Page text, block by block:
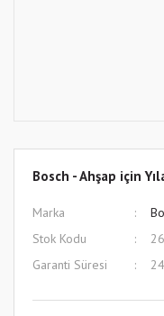
Bosch - Ahşap için
Marka
Stok Kodu
Garanti Süresi